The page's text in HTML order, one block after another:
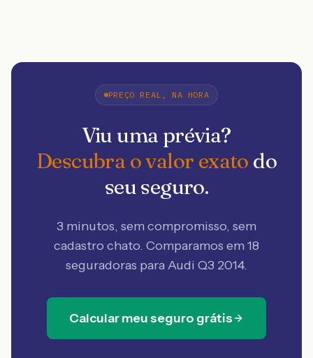
PREÇO REAL, NA HORA
Viu uma prévia?
Descubra o valor exato do
seu seguro.
3 minutos, sem compromisso, sem
cadastro chato. Comparamos em 18
seguradoras para Audi Q3 2014.
Calcular meu seguro grátis